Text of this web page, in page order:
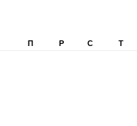
П Р С Т